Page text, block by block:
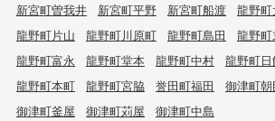
新宮町曽我井
新宮町平野 新宮町船渡 龍野
龍野町片山
龍野町川原町 龍野町島田 龍野町
龍野町富永
龍野町堂本 龍野町中村 龍野町日
龍野町本町
龍野町宮脇 誉田町福田 御津町朝
御津町釜屋
御津町苅屋 御津町中島